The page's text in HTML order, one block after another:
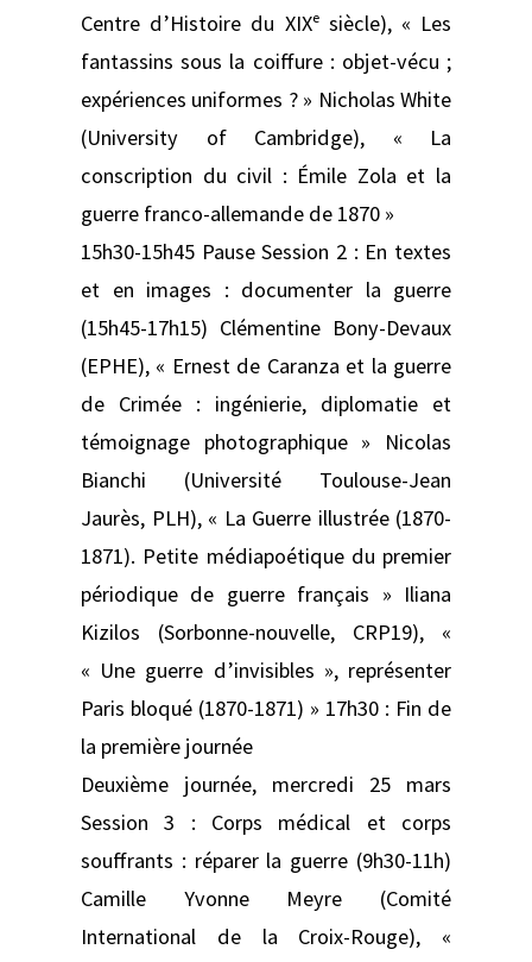
Centre d’Histoire du XIXᵉ siècle), « Les
fantassins sous la coiffure : objet-vécu ;
expériences uniformes ? » Nicholas White
(University of Cambridge), « La
conscription du civil : Émile Zola et la
guerre franco-allemande de 1870 »
15h30-15h45 Pause Session 2 : En textes
et en images : documenter la guerre
(15h45-17h15) Clémentine Bony-Devaux
(EPHE), « Ernest de Caranza et la guerre
de Crimée : ingénierie, diplomatie et
témoignage photographique » Nicolas
Bianchi (Université Toulouse-Jean
Jaurès, PLH), « La Guerre illustrée (1870-
1871). Petite médiapoétique du premier
périodique de guerre français » Iliana
Kizilos (Sorbonne-nouvelle, CRP19), «
« Une guerre d’invisibles », représenter
Paris bloqué (1870-1871) » 17h30 : Fin de
la première journée
Deuxième journée, mercredi 25 mars
Session 3 : Corps médical et corps
souffrants : réparer la guerre (9h30-11h)
Camille Yvonne Meyre (Comité
International de la Croix-Rouge), «